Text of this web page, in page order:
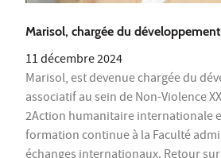
Marisol, chargée du
11 décembre 2024
Marisol, est devenue chargée du
associatif au sein de Non-Violence
2Action humanitaire internationale
formation continue à la Faculté